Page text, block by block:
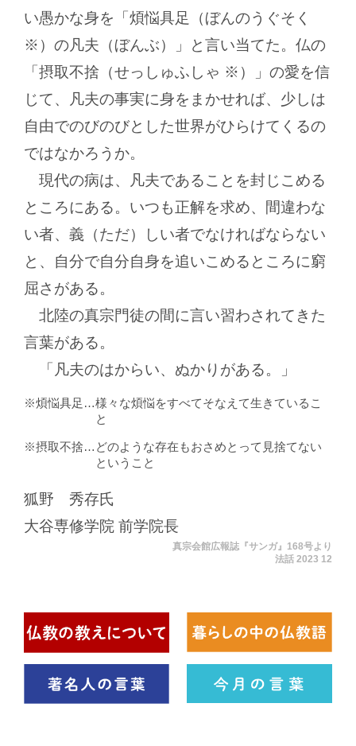
い愚かな身を「煩悩具足（ぼんのうぐそく
※）の凡夫（ぼんぶ）」と言い当てた。仏の
「摂取不捨（せっしゅふしゃ ※）」の愛を信
じて、凡夫の事実に身をまかせれば、少しは
自由でのびのびとした世界がひらけてくるの
ではなかろうか。
現代の病は、凡夫であることを封じこめる
ところにある。いつも正解を求め、間違わな
い者、義（ただ）しい者でなければならない
と、自分で自分自身を追いこめるところに窮
屈さがある。
北陸の真宗門徒の間に言い習わされてきた
言葉がある。
「凡夫のはからい、ぬかりがある。」
煩悩具足
様々な煩悩をすべてそなえて生きているこ
と
摂取不捨
どのような存在もおさめとって見捨てない
ということ
狐野 秀存氏
大谷専修学院 前学院長
真宗会館広報誌『サンガ』168号より
法話 2023 12